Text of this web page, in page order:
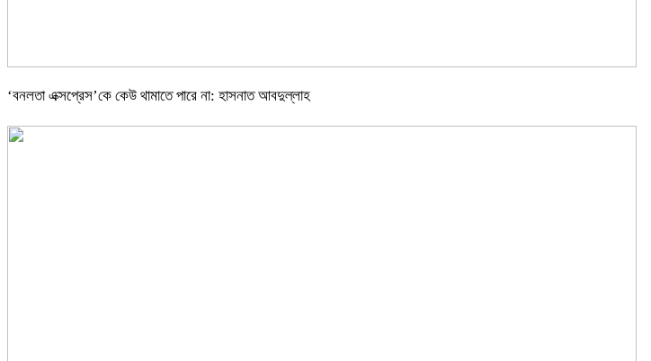
‘বনলতা এক্সপ্রেস’কে কেউ থামাতে পারে না: হাসনাত আবদুল্লাহ